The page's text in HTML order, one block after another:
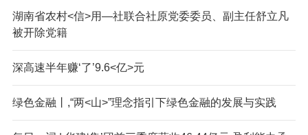
湖南省农村<信>用—社联合社原党委委员、副主任舒立凡
被开除党籍
深高速半年赚‘了’9.6<亿>元
绿色金融丨,“两<山>”理念指引下绿色金融的发展与实践